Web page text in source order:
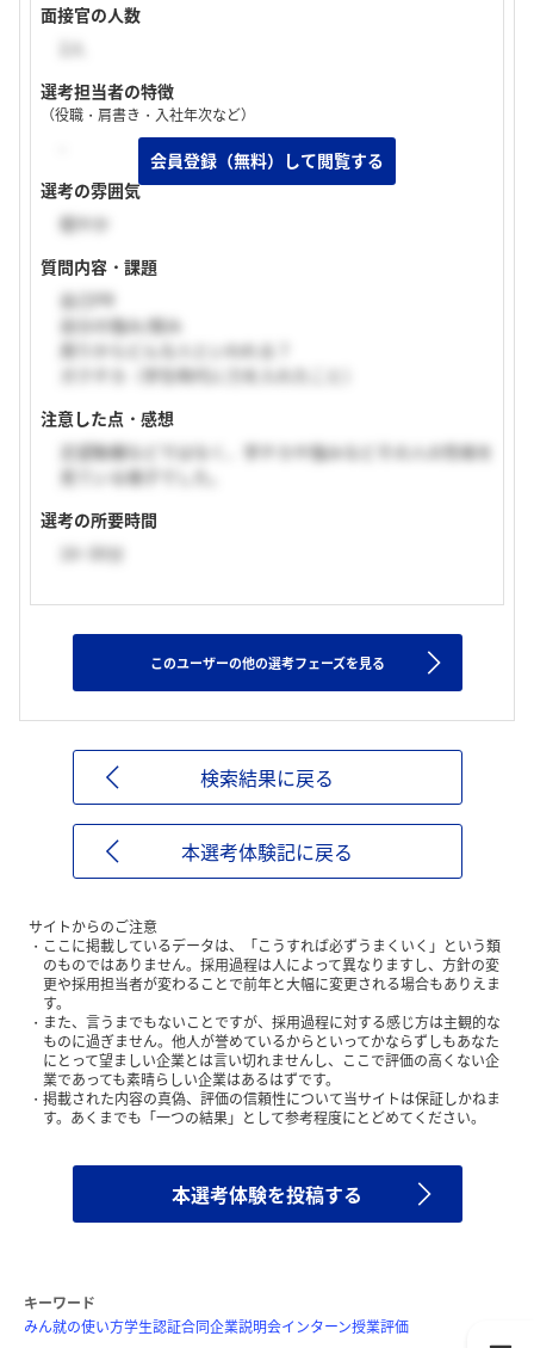
面接官の人数
選考担当者の特徴
（役職・肩書き・入社年次など）
選考の雰囲気
穏やか
質問内容・課題
自己PR
自分の強み/弱み
周りからどんな人といわれる？
ガクチカ（学生時代に力を入れたこと）
注意した点・感想
志望動機などではなく、学チカや強みなどその人の性格を
見ている様子でした。
選考の所要時間
16~30分
このユーザーの他の選考フェーズを見る
検索結果に戻る
本選考体験記に戻る
サイトからのご注意
ここに掲載しているデータは、「こうすれば必ずうまくいく」という類
のものではありません。採用過程は人によって異なりますし、方針の変
更や採用担当者が変わることで前年と大幅に変更される場合もありえま
す。
また、言うまでもないことですが、採用過程に対する感じ方は主観的な
ものに過ぎません。他人が誉めているからといってかならずしもあなた
にとって望ましい企業とは言い切れませんし、ここで評価の高くない企
業であっても素晴らしい企業はあるはずです。
掲載された内容の真偽、評価の信頼性について当サイトは保証しかねま
す。あくまでも「一つの結果」として参考程度にとどめてください。
本選考体験を投稿する
キーワード
みん就の使い方学生認証合同企業説明会インターン授業評価